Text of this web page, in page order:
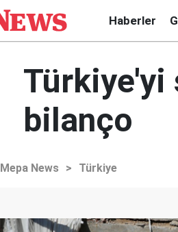
Haberler
Türkiye'yi
bilanço
Mepa News > Türkiye